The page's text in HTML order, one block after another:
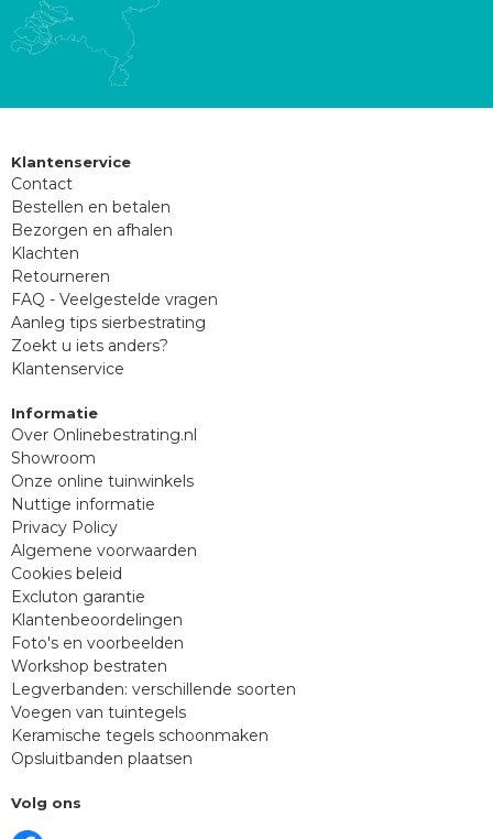
Klantenservice
Contact
Bestellen en betalen
Bezorgen en afhalen
Klachten
Retourneren
FAQ - Veelgestelde vragen
Aanleg tips sierbestrating
Zoekt u iets anders?
Klantenservice
Informatie
Over Onlinebestrating.nl
Showroom
Onze online tuinwinkels
Nuttige informatie
Privacy Policy
Algemene voorwaarden
Cookies beleid
Excluton garantie
Klantenbeoordelingen
Foto's en voorbeelden
Workshop bestraten
Legverbanden: verschillende soorten
Voegen van tuintegels
Keramische tegels schoonmaken
Opsluitbanden plaatsen
Volg ons